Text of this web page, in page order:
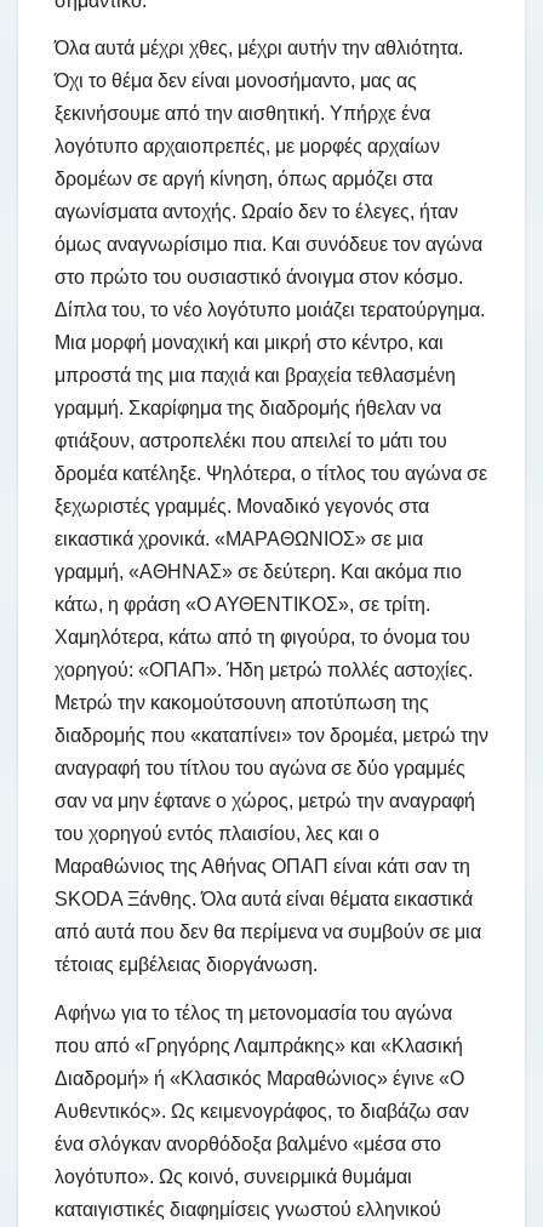
Όλα αυτά μέχρι χθες, μέχρι αυτήν την αθλιότητα.
Όχι το θέμα δεν είναι μονοσήμαντο, μας ας
ξεκινήσουμε από την αισθητική. Υπήρχε ένα
λογότυπο αρχαιοπρεπές, με μορφές αρχαίων
δρομέων σε αργή κίνηση, όπως αρμόζει στα
αγωνίσματα αντοχής. Ωραίο δεν το έλεγες, ήταν
όμως αναγνωρίσιμο πια. Και συνόδευε τον αγώνα
στο πρώτο του ουσιαστικό άνοιγμα στον κόσμο.
Δίπλα του, το νέο λογότυπο μοιάζει τερατούργημα.
Μια μορφή μοναχική και μικρή στο κέντρο, και
μπροστά της μια παχιά και βραχεία τεθλασμένη
γραμμή. Σκαρίφημα της διαδρομής ήθελαν να
φτιάξουν, αστροπελέκι που απειλεί το μάτι του
δρομέα κατέληξε. Ψηλότερα, ο τίτλος του αγώνα σε
ξεχωριστές γραμμές. Μοναδικό γεγονός στα
εικαστικά χρονικά. «ΜΑΡΑΘΩΝΙΟΣ» σε μια
γραμμή, «ΑΘΗΝΑΣ» σε δεύτερη. Και ακόμα πιο
κάτω, η φράση «Ο ΑΥΘΕΝΤΙΚΟΣ», σε τρίτη.
Χαμηλότερα, κάτω από τη φιγούρα, το όνομα του
χορηγού: «ΟΠΑΠ». Ήδη μετρώ πολλές αστοχίες.
Μετρώ την κακομούτσουνη αποτύπωση της
διαδρομής που «καταπίνει» τον δρομέα, μετρώ την
αναγραφή του τίτλου του αγώνα σε δύο γραμμές
σαν να μην έφτανε ο χώρος, μετρώ την αναγραφή
του χορηγού εντός πλαισίου, λες και ο
Μαραθώνιος της Αθήνας ΟΠΑΠ είναι κάτι σαν τη
SKODA Ξάνθης. Όλα αυτά είναι θέματα εικαστικά
από αυτά που δεν θα περίμενα να συμβούν σε μια
τέτοιας εμβέλειας διοργάνωση.
Αφήνω για το τέλος τη μετονομασία του αγώνα
που από «Γρηγόρης Λαμπράκης» και «Κλασική
Διαδρομή» ή «Κλασικός Μαραθώνιος» έγινε «Ο
Αυθεντικός». Ως κειμενογράφος, το διαβάζω σαν
ένα σλόγκαν ανορθόδοξα βαλμένο «μέσα στο
λογότυπο». Ως κοινό, συνειρμικά θυμάμαι
καταιγιστικές διαφημίσεις γνωστού ελληνικού